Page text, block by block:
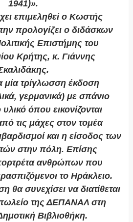
1941)».
επιμεληθεί ο Κωστής
προλογίζει ο διδάσκων
Επιστήμης του
Κρήτης, κ. Γιάννης
μία τρίγλωσση έκδοση
γερμανικά) με σπάνιο
όπου εικονίζονται
τις μάχες στον τομέα
και η είσοδος των
στην πόλη. Επίσης
πορτρέτα ανθρώπων που
το Ηράκλειο.
θα συνεχίσει να διατίθεται
της ΔΕΠΑΝΑΛ στη
Βιβλιοθήκη.